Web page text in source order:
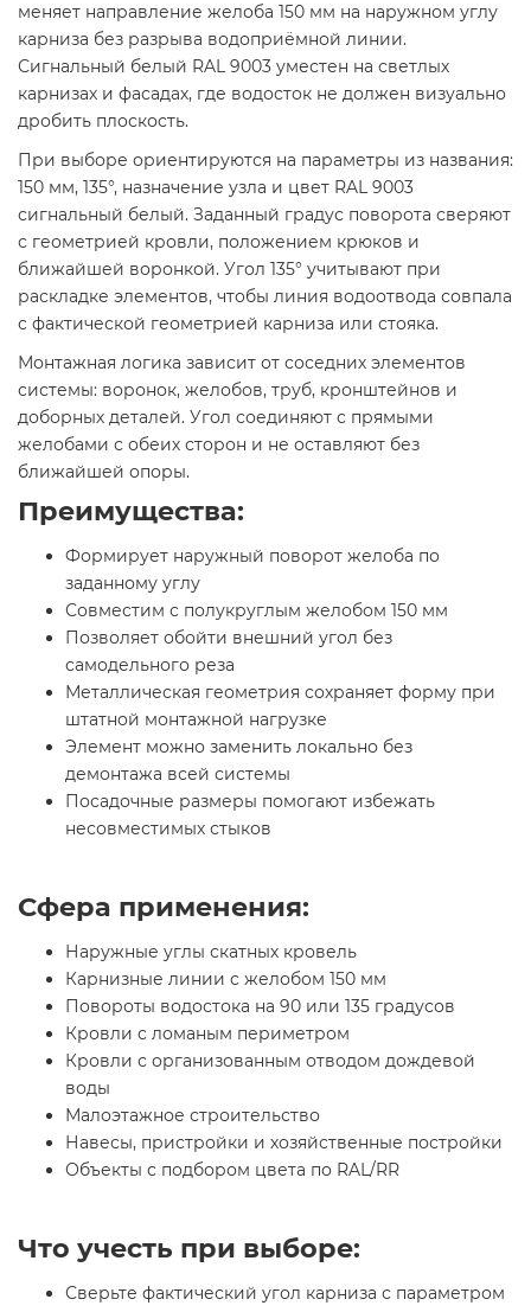
меняет направление желоба 150 мм на наружном углу
карниза без разрыва водоприёмной линии.
Сигнальный белый RAL 9003 уместен на светлых
карнизах и фасадах, где водосток не должен визуально
дробить плоскость.
При выборе ориентируются на параметры из названия:
150 мм, 135°, назначение узла и цвет RAL 9003
сигнальный белый. Заданный градус поворота сверяют
с геометрией кровли, положением крюков и
ближайшей воронкой. Угол 135° учитывают при
раскладке элементов, чтобы линия водоотвода совпала
с фактической геометрией карниза или стояка.
Монтажная логика зависит от соседних элементов
системы: воронок, желобов, труб, кронштейнов и
доборных деталей. Угол соединяют с прямыми
желобами с обеих сторон и не оставляют без
ближайшей опоры.
Преимущества:
Формирует наружный поворот желоба по
заданному углу
Совместим с полукруглым желобом 150 мм
Позволяет обойти внешний угол без
самодельного реза
Металлическая геометрия сохраняет форму при
штатной монтажной нагрузке
Элемент можно заменить локально без
демонтажа всей системы
Посадочные размеры помогают избежать
несовместимых стыков
Сфера применения:
Наружные углы скатных кровель
Карнизные линии с желобом 150 мм
Повороты водостока на 90 или 135 градусов
Кровли с ломаным периметром
Кровли с организованным отводом дождевой
воды
Малоэтажное строительство
Навесы, пристройки и хозяйственные постройки
Объекты с подбором цвета по RAL/RR
Что учесть при выборе:
Сверьте фактический угол карниза с параметром